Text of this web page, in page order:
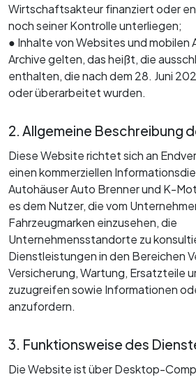
Wirtschaftsakteur finanziert oder
noch seiner Kontrolle unterliegen;
● Inhalte von Websites und mobilen
Archive gelten, das heißt, die
enthalten, die nach dem 28. Juni
oder überarbeitet wurden.
2. Allgemeine Beschreibung
Diese Website richtet sich an
einen kommerziellen
Autohäuser Auto Brenner und K-
es dem Nutzer, die vom
Fahrzeugmarken einzusehen, die
Unternehmensstandorte zu
Dienstleistungen in den Bereichen
Versicherung, Wartung, Ersatzteile
zuzugreifen sowie Informationen
anzufordern.
3. Funktionsweise des
Die Website ist über Desktop-